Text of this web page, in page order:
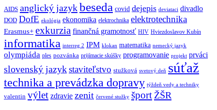
AIDS anglický jazykbeseda covid dejepis deviataci divadlo
DOD DofE ekológia ekonomika elektrochnika elektrotechnika
Erasmus+ exkurzia finančná gramotnosť HIV Hviezdoslavov Kubín
informatika interreg 2 IPM klokan matematika nemecký jazyk
olympiáda ples pozvánka prijímacie skúšky programovanie projekt prváci
slovenský jazykstaviteľstvo stužková svetový deň súťaž
technika a prevádzka dopravy týždeň vedy a techniky
valentin výlet zdravie zenit červené stužky šport ŽŠR